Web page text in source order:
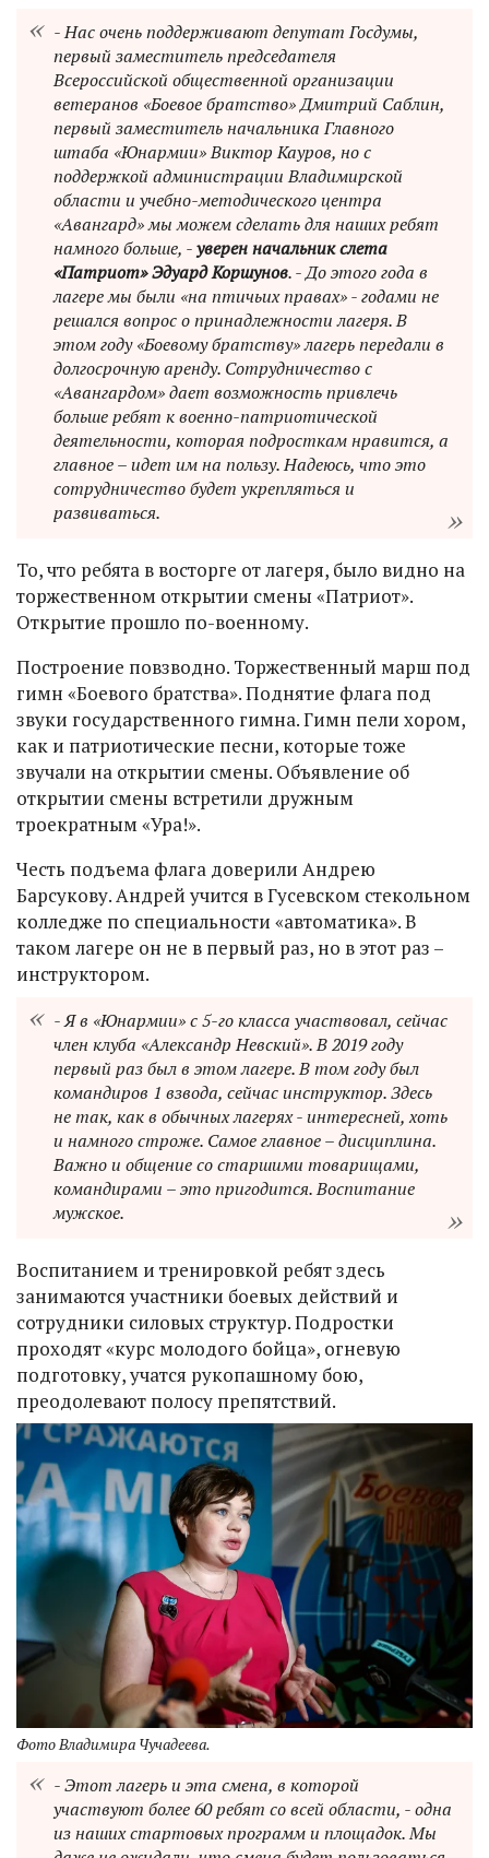
- Нас очень поддерживают депутат Госдумы,
первый заместитель председателя
Всероссийской общественной организации
ветеранов «Боевое братство» Дмитрий Саблин,
первый заместитель начальника Главного
штаба «Юнармии» Виктор Кауров, но с
поддержкой администрации Владимирской
области и учебно-методического центра
«Авангард» мы можем сделать для наших ребят
намного больше, -уверен начальник слета
«Патриот» Эдуард Коршунов. - До этого года в
лагере мы были «на птичьих правах» - годами не
решался вопрос о принадлежности лагеря. В
этом году «Боевому братству» лагерь передали в
долгосрочную аренду. Сотрудничество с
«Авангардом» дает возможность привлечь
больше ребят к военно-патриотической
деятельности, которая подросткам нравится, а
главное – идет им на пользу. Надеюсь, что это
сотрудничество будет укрепляться и
развиваться.
То, что ребята в восторге от лагеря, было видно на
торжественном открытии смены «Патриот».
Открытие прошло по-военному.
Построение повзводно. Торжественный марш под
гимн «Боевого братства». Поднятие флага под
звуки государственного гимна. Гимн пели хором,
как и патриотические песни, которые тоже
звучали на открытии смены. Объявление об
открытии смены встретили дружным
троекратным «Ура!».
Честь подъема флага доверили Андрею
Барсукову. Андрей учится в Гусевском стекольном
колледже по специальности «автоматика». В
таком лагере он не в первый раз, но в этот раз –
инструктором.
- Я в «Юнармии» с 5-го класса участвовал, сейчас
член клуба «Александр Невский». В 2019 году
первый раз был в этом лагере. В том году был
командиров 1 взвода, сейчас инструктор. Здесь
не так, как в обычных лагерях - интересней, хоть
и намного строже. Самое главное – дисциплина.
Важно и общение со старшими товарищами,
командирами – это пригодится. Воспитание
мужское.
Воспитанием и тренировкой ребят здесь
занимаются участники боевых действий и
сотрудники силовых структур. Подростки
проходят «курс молодого бойца», огневую
подготовку, учатся рукопашному бою,
преодолевают полосу препятствий.
Фото Владимира Чучадеева.
- Этот лагерь и эта смена, в которой
участвуют более 60 ребят со всей области, - одна
из наших стартовых программ и площадок. Мы